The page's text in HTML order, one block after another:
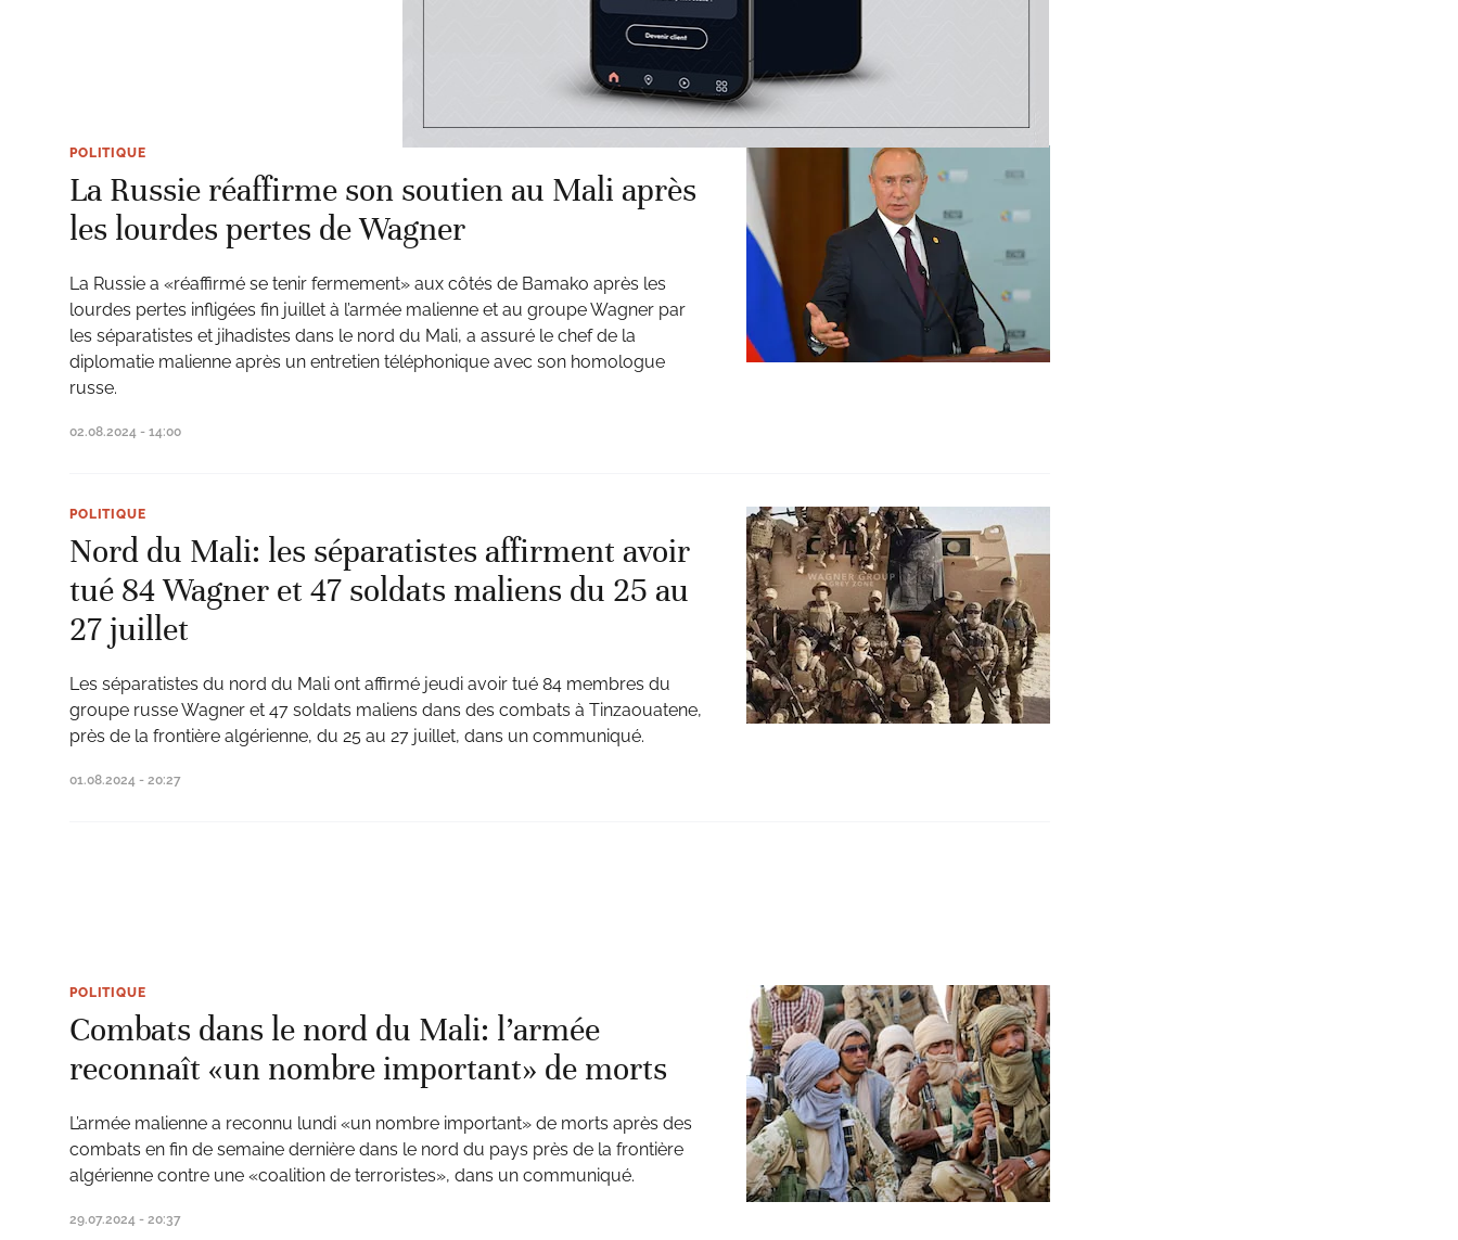
POLITIQUE
La Russie réaffirme son soutien au Mali après
les lourdes pertes de Wagner
La Russie a «réaffirmé se tenir fermement» aux côtés de Bamako après les
lourdes pertes infligées fin juillet à l’armée malienne et au groupe Wagner par
les séparatistes et jihadistes dans le nord du Mali, a assuré le chef de la
diplomatie malienne après un entretien téléphonique avec son homologue
russe.
02.08.2024 - 14:00
POLITIQUE
Nord du Mali: les séparatistes affirment avoir
tué 84 Wagner et 47 soldats maliens du 25 au
27 juillet
Les séparatistes du nord du Mali ont affirmé jeudi avoir tué 84 membres du
groupe russe Wagner et 47 soldats maliens dans des combats à Tinzaouatene,
près de la frontière algérienne, du 25 au 27 juillet, dans un communiqué.
01.08.2024 - 20:27
POLITIQUE
Combats dans le nord du Mali: l’armée
reconnaît «un nombre important» de morts
L’armée malienne a reconnu lundi «un nombre important» de morts après des
combats en fin de semaine dernière dans le nord du pays près de la frontière
algérienne contre une «coalition de terroristes», dans un communiqué.
29.07.2024 - 20:37